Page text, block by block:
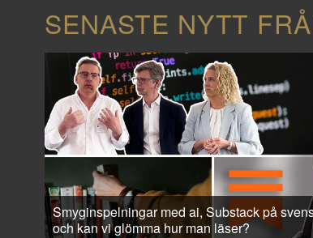
SENASTE NYTT
Smyginspelningar med ai, Substack på
och kan vi glömma hur man läser?